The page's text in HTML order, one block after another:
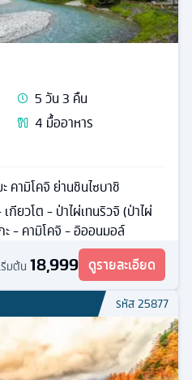
5วัน3 คืน
4 มื้ออาหาร
คามิโคจิ ย่านชินไซบาชิ
กียวโต - ป่าไผ่เทนริวจิ (ป่าไผ่
ะ - คามิโคจิ - อิออนมอล์
ริ่มต้น 18,999 ดูรายละเอียด
รหัส25877